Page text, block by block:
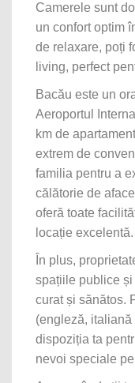
Camerele sunt
un confort optim
de relaxare, poți
living, perfect
Bacău este un
Aeroportul
km de
extrem de
familia pentru a
călătorie de
oferă toate
locație excelentă.
În plus,
spațiile publice
curat și sănătos.
(engleză,
dispoziția ta
nevoi speciale